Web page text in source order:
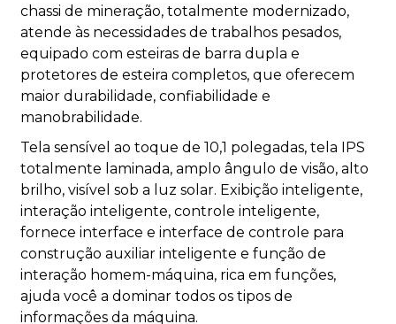
chassi de mineração, totalmente modernizado,
atende às necessidades de trabalhos pesados,
equipado com esteiras de barra dupla e
protetores de esteira completos, que oferecem
maior durabilidade, confiabilidade e
manobrabilidade.
Tela sensível ao toque de 10,1 polegadas, tela IPS
totalmente laminada, amplo ângulo de visão, alto
brilho, visível sob a luz solar. Exibição inteligente,
interação inteligente, controle inteligente,
fornece interface e interface de controle para
construção auxiliar inteligente e função de
interação homem-máquina, rica em funções,
ajuda você a dominar todos os tipos de
informações da máquina.